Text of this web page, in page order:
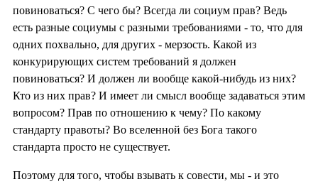
повиноваться? С чего бы? Всегда ли социум прав? Ведь
есть разные социумы с разными требованиями - то, что для
одних похвально, для других - мерзость. Какой из
конкурирующих систем требований я должен
повиноваться? И должен ли вообще какой-нибудь из них?
Кто из них прав? И имеет ли смысл вообще задаваться этим
вопросом? Прав по отношению к чему? По какому
стандарту правоты? Во вселенной без Бога такого
стандарта просто не существует.
Поэтому для того, чтобы взывать к совести, мы - и это